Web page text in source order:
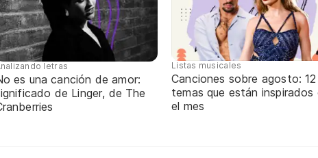
letras
es una canción de amor:
de Linger, de The
Listas musicales
Canciones sobre agosto: 12
temas que están inspirados
el mes